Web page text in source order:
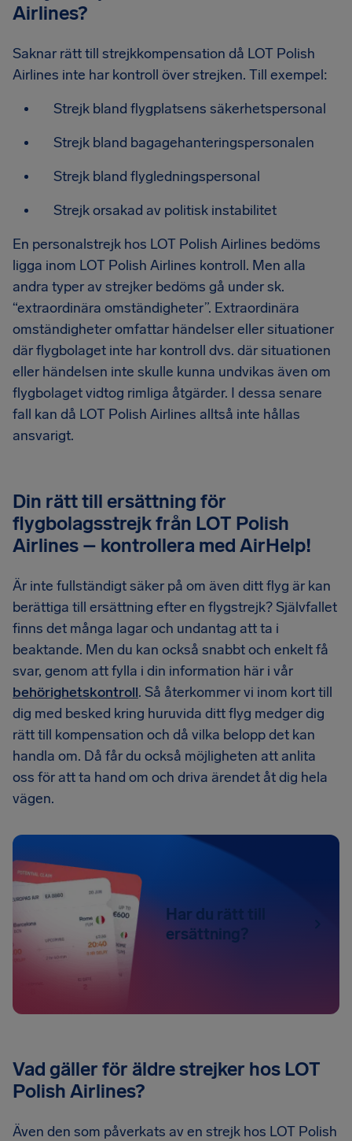
Airlines?
Saknar rätt till strejkkompensation då LOT Polish
Airlines inte har kontroll över strejken. Till exempel:
Strejk bland flygplatsens säkerhetspersonal
Strejk bland bagagehanteringspersonalen
Strejk bland flygledningspersonal
Strejk orsakad av politisk instabilitet
En personalstrejk hos LOT Polish Airlines bedöms
ligga inom LOT Polish Airlines kontroll. Men alla
andra typer av strejker bedöms gå under sk.
“extraordinära omständigheter”. Extraordinära
omständigheter omfattar händelser eller situationer
där flygbolaget inte har kontroll dvs. där situationen
eller händelsen inte skulle kunna undvikas även om
flygbolaget vidtog rimliga åtgärder. I dessa senare
fall kan då LOT Polish Airlines alltså inte hållas
ansvarigt.
Din rätt till ersättning för
flygbolagsstrejk från LOT Polish
Airlines – kontrollera med AirHelp!
Är inte fullständigt säker på om även ditt flyg är kan
berättiga till ersättning efter en flygstrejk? Självfallet
finns det många lagar och undantag att ta i
beaktande. Men du kan också snabbt och enkelt få
svar, genom att fylla i din information här i vår
behörighetskontroll. Så återkommer vi inom kort till
dig med besked kring huruvida ditt flyg medger dig
rätt till kompensation och då vilka belopp det kan
handla om. Då får du också möjligheten att anlita
oss för att ta hand om och driva ärendet åt dig hela
vägen.
Har du rätt till
ersättning?
Vad gäller för äldre strejker hos LOT
Polish Airlines?
Även den som påverkats av en strejk hos LOT Polish